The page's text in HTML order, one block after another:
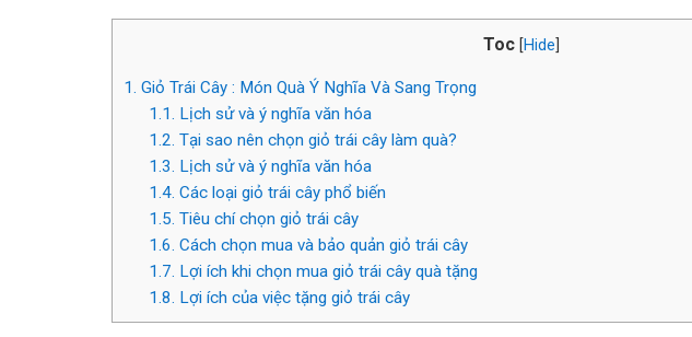
Toc [Hide
1. Giỏ Trái Cây : Món Quà Ý Nghĩa Và Sang Trọng
1.1. Lịch sử và ý nghĩa văn hóa
1.2. Tại sao nên chọn giỏ trái cây làm quà?
1.3. Lịch sử và ý nghĩa văn hóa
1.4. Các loại giỏ trái cây phổ biến
1.5. Tiêu chí chọn giỏ trái cây
1.6. Cách chọn mua và bảo quản giỏ trái cây
1.7. Lợi ích khi chọn mua giỏ trái cây quà tặng
1.8. Lợi ích của việc tặng giỏ trái cây